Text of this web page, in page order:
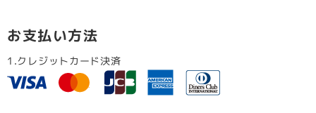
お支払い方法
1.クレジットカード決済